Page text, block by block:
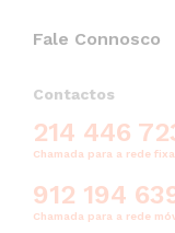
Fale Connosco
Contactos
214 446
Chamada para a rede
912 194
Chamada para a rede